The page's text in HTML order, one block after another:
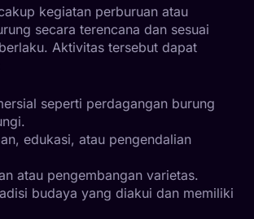
kegiatan perburuan atau
secara terencana dan sesuai
Aktivitas tersebut dapat
seperti perdagangan burung
edukasi, atau pengendalian
atau pengembangan varietas.
budaya yang diakui dan memiliki